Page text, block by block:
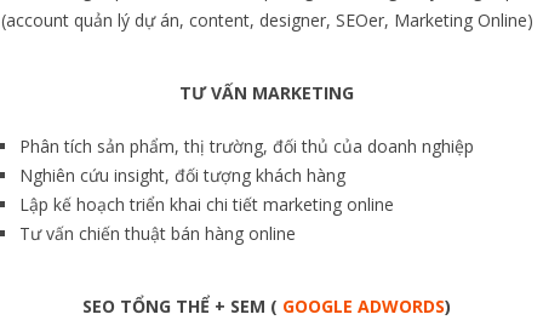
(account quản lý dự án, content, designer, SEOer, Marketing Online)
TƯ VẤN MARKETING
Phân tích sản phẩm, thị trường, đối thủ của doanh nghiệp
Nghiên cứu insight, đối tượng khách hàng
Lập kế hoạch triển khai chi tiết marketing online
Tư vấn chiến thuật bán hàng online
SEO TỔNG THỂ + SEM ( GOOGLE ADWORDS)